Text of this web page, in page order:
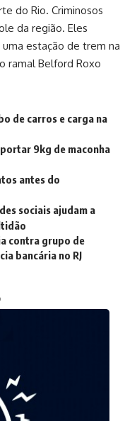
do Rio. Criminosos
da região. Eles
estação de trem na
ramal Belford Roxo
de carros e carga na
9kg de maconha
antes do
sociais ajudam a
contra grupo de
bancária no RJ